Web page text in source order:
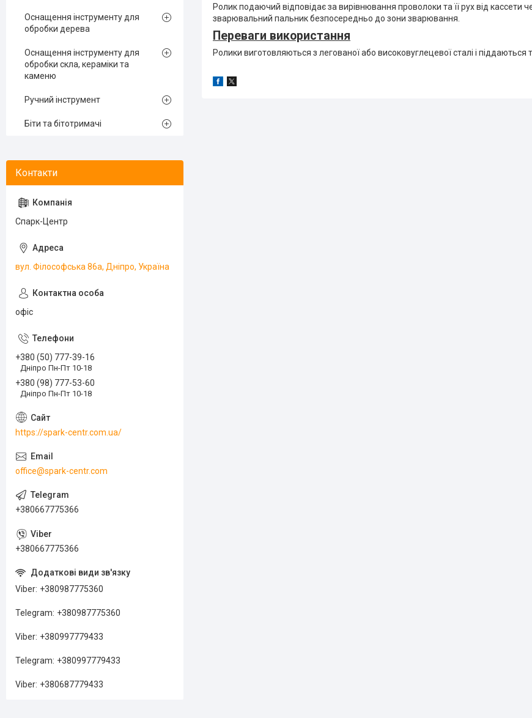
Ролик подаючий відповідає за вирівнювання проволоки та її рух від кассети
зварювальний пальник безпосередньо до зони зварювання.
Переваги використання
Ролики виготовляються з легованої або високовуглецевої сталі і піддаються
Оснащення інструменту для
обробки дерева
Оснащення інструменту для
обробки скла, кераміки та
каменю
Ручний інструмент
Біти та бітотримачі
Спарк-Центр
вул. Філософська 86а, Дніпро, Україна
офіс
+380 (50) 777-39-16
Дніпро Пн-Пт 10-18
+380 (98) 777-53-60
Дніпро Пн-Пт 10-18
https://spark-centr.com.ua/
office@spark-centr.com
+380667775366
+380667775366
Viber +380987775360
Telegram +380987775360
Viber +380997779433
Telegram +380997779433
Viber +380687779433